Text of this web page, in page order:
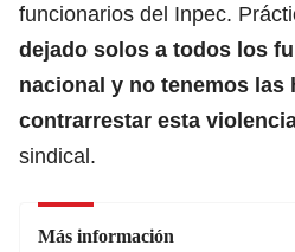
funcionarios del Inpec.
dejado solos a todos los
nacional y no tenemos las
contrarrestar esta
sindical.
Más información